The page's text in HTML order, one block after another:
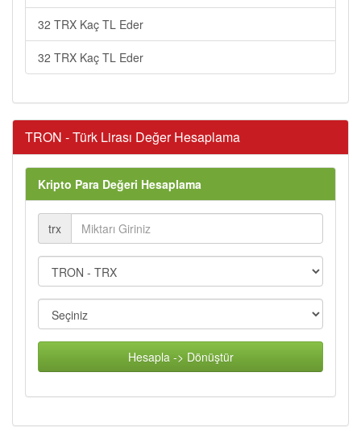
32 TRX Kaç TL Eder
32 TRX Kaç TL Eder
TRON - Türk Lirası Değer Hesaplama
Kripto Para Değeri Hesaplama
trx
Hesapla -> Dönüştür